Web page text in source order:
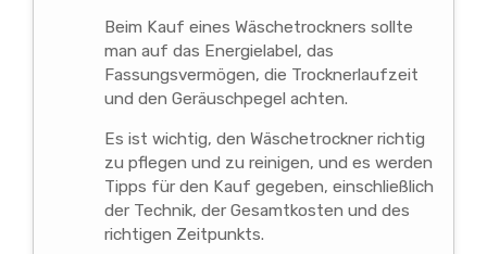
Beim Kauf eines Wäschetrockners sollte
man auf das Energielabel, das
Fassungsvermögen, die Trocknerlaufzeit
und den Geräuschpegel achten.
Es ist wichtig, den Wäschetrockner richtig
zu pflegen und zu reinigen, und es werden
Tipps für den Kauf gegeben, einschließlich
der Technik, der Gesamtkosten und des
richtigen Zeitpunkts.